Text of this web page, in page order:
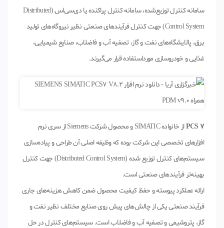
سامانه کنترل توزیع‌شده، سامانه کنترل پراکنده یا دی‌سی‌اس (Distributed
Control System) جهت کنترل فرآیندهای صنعتی نظیر نیروگاه‌های تولید
برق، پالایشگاه‌های نفت و گاز، تصفیه آب و فاضلاب، صنایع شیمیایی،
غذایی و خودروسازی مورداستفاده قرار می‌گیرند.
PCS 7
از خانواده SIMATIC و محصول شرکت Siemens از سری نرم
افزارهای تخصصی این شرکت بوده که وظیفه اصلی آن طراحی و پیاده‌سازی
سیستم‌های کنترل توزیع شده (Distributed Control System) جهت کنترل
بهینه‌تر فرآیندهای صنعتی است.
ارائه عملکرد پیوسته و حفظ کیفیت محصول ضمن کاهش هزینه‌های جاری
فرآیند صنعتی یکی از چالش‌های پیش روی صنایع مختلف نظیر نفت و
گاز، پتروشیمی و تصفیه آب و فاضلاب است. سیستم‌های کنترل در حل